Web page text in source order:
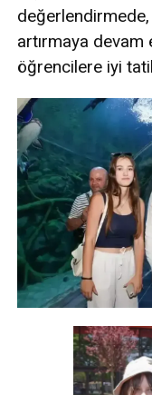
değerlendirmede,
artırmaya
öğrencilere iyi